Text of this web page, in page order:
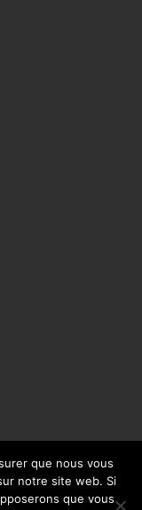
que nous vous
notre site web. Si
que vous